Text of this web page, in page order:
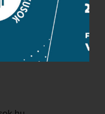
u. 1. (Müpa)